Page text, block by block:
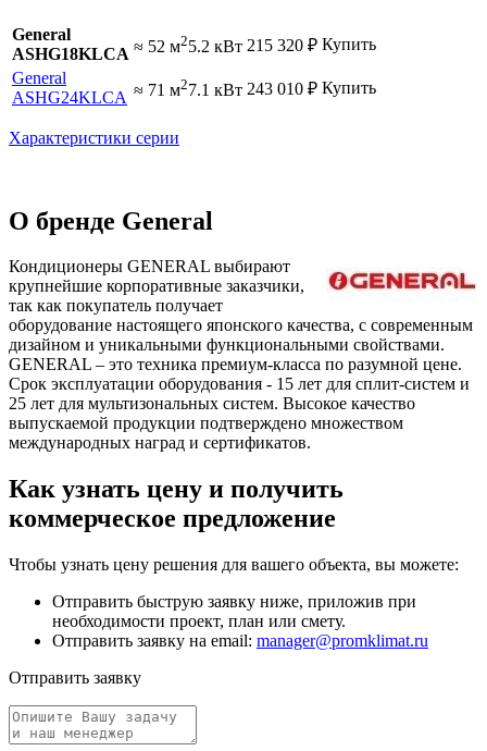
General
ASHG18KLCA ≈ 52 м25.2 кВт 215 320 ₽ Купить
General
ASHG24KLCA ≈ 71 м27.1 кВт 243 010 ₽ Купить
Характеристики серии
О бренде General
Кондиционеры GENERAL выбирают
крупнейшие корпоративные заказчики,
так как покупатель получает
оборудование настоящего японского качества, с современным
дизайном и уникальными функциональными свойствами.
GENERAL – это техника премиум-класса по разумной цене.
Срок эксплуатации оборудования - 15 лет для сплит-систем и
25 лет для мультизональных систем. Высокое качество
выпускаемой продукции подтверждено множеством
международных наград и сертификатов.
Как узнать цену и получить
коммерческое предложение
Чтобы узнать цену решения для вашего объекта, вы можете:
Отправить быструю заявку ниже, приложив при
необходимости проект, план или смету.
Отправить заявку на email: manager@promklimat.ru
Отправить заявку